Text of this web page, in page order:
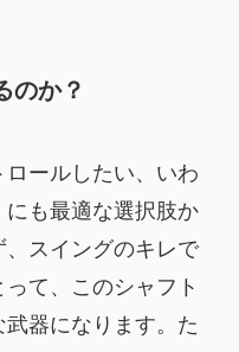
のか？
ールしたい、いわ
も最適な選択肢か
、スイングのキレで
て、このシャフト
器になります。た